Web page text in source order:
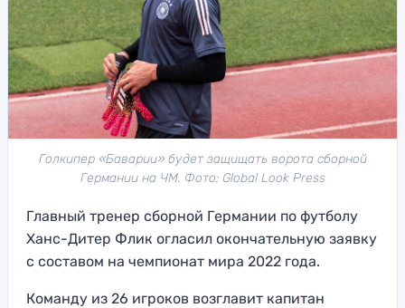
Голкипер «Баварии» будет защищать ворота сборной
Германии на ЧМ. Фото: Global Look Press
Главный тренер сборной Германии по футболу
Ханс-Дитер Флик огласил окончательную заявку
с составом на чемпионат мира 2022 года.
Команду из 26 игроков возглавит капитан